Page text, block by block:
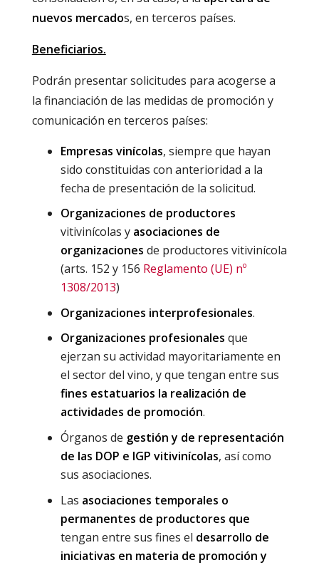
nuevos mercados, en terceros países.
Beneficiarios.
Podrán presentar solicitudes para acogerse a
la financiación de las medidas de promoción y
comunicación en terceros países:
Empresas vinícolas, siempre que hayan
sido constituidas con anterioridad a la
fecha de presentación de la solicitud.
Organizaciones de productores
vitivinícolas y asociaciones de
organizaciones de productores vitivinícola
(arts. 152 y 156 Reglamento (UE) nº
1308/2013)
Organizaciones interprofesionales.
Organizaciones profesionales que
ejerzan su actividad mayoritariamente en
el sector del vino, y que tengan entre sus
fines estatuarios la realización de
actividades de promoción.
Órganos de gestión y de representación
de las DOP e IGP vitivinícolas, así como
sus asociaciones.
Las asociaciones temporales o
permanentes de productores que
tengan entre sus fines el desarrollo de
iniciativas en materia de promoción y